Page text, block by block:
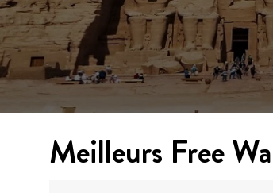
Meilleurs Free